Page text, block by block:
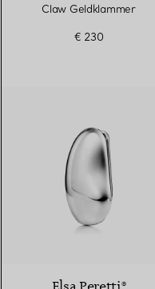
Claw Geldklammer
€ 230